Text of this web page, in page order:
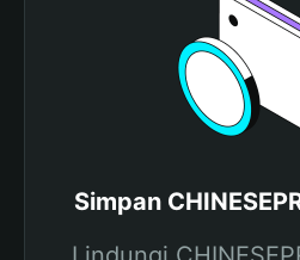
Simpan